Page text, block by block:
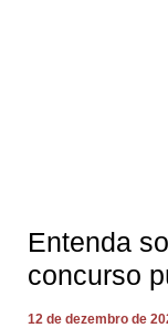
Entenda
concurso
12 de dezembro de